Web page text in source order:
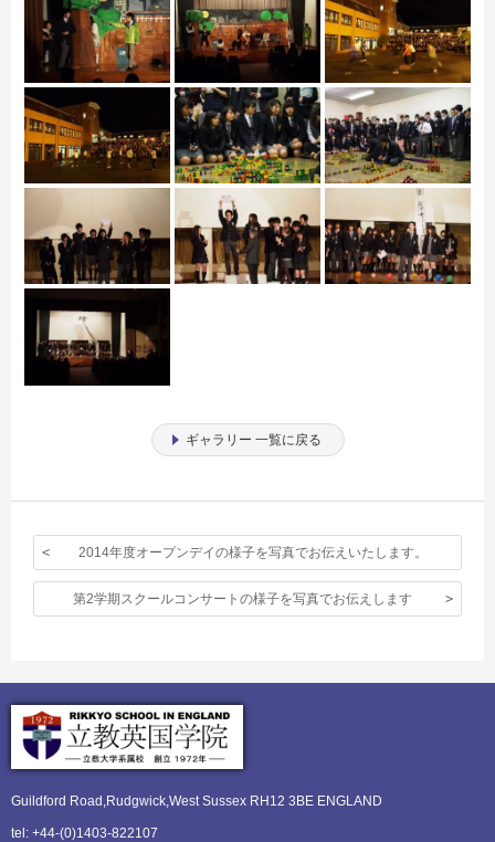
ギャラリー 一覧に戻る
2014年度オープンデイの様子を写真でお伝えいたします。
第2学期スクールコンサートの様子を写真でお伝えします
Guildford Road,Rudgwick, West Sussex RH12 3BE ENGLAND
tel: +44-(0)1403-822107